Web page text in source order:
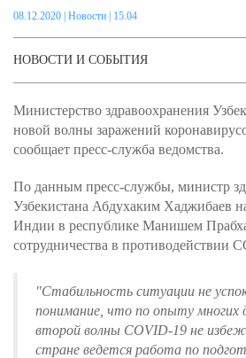
08.12.2020 Новости | 15.04
НОВОСТИ И СОБЫТИЯ
Министерство здравоохранения
новой волны заражений
сообщает пресс-служба ведомства.
По данным пресс-службы, министр
Узбекистана Абдухаким Хаджибаев
Индии в республике Манишем
сотрудничества в противодействии
"Стабильность ситуации не
понимание, что по опыту многих
второй волны COVID-19 не
стране ведется работа по